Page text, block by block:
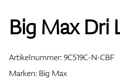
Big Max Dri
Artikelnummer:9C519C-N-CBF
Marken: Big Max